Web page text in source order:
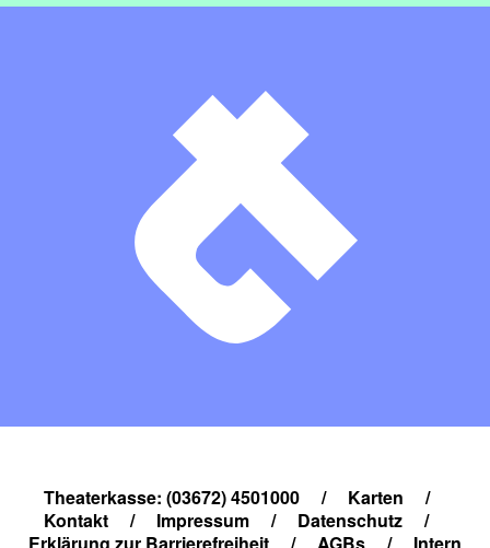
Theaterkasse: (03672) 4501000 / Karten
/
Kontakt
/ Impressum / Datenschutz
/